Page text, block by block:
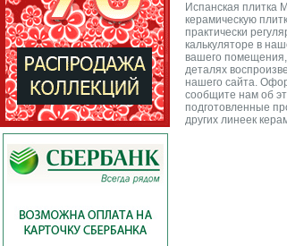
Испанская плитка
керамическую
практически
калькуляторе в
вашего помещения,
деталях
нашего сайта.
сообщите нам об
подготовленные
других линеек